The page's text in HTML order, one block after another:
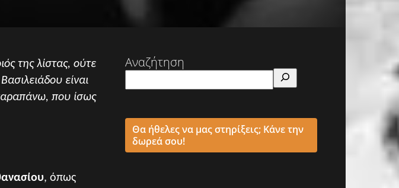
της λίστας, ούτε
είναι
που ίσως
, όπως
Αναζήτηση
Θα ήθελες να μας στηρίξεις; Κάνε την
δωρεά σου!